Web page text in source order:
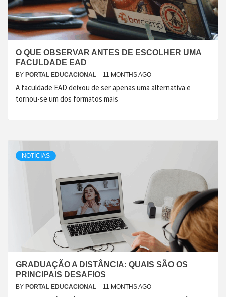
O QUE OBSERVAR ANTES DE ESCOLHER UMA
FACULDADE EAD
BY PORTAL EDUCACIONAL 11 MONTHS AGO
A faculdade EAD deixou de ser apenas uma alternativa e
tornou-se um dos formatos mais
NOTÍCIAS
GRADUAÇÃO A DISTÂNCIA: QUAIS SÃO OS
PRINCIPAIS DESAFIOS
BY PORTAL EDUCACIONAL 11 MONTHS AGO